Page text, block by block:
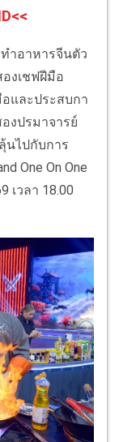
ำอาหารจีนตัว
องเชฟฝีมือ
และประสบกา
งปรมาจารย์
นไปกับการ
One On One
เวลา 18.00